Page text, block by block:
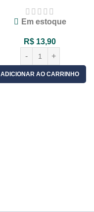
Em estoque
R$ 13,90
ADICIONAR AO CARRINHO